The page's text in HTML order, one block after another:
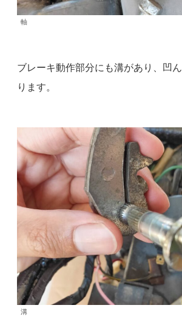
軸
ブレーキ動作部分にも溝があり、凹
ります。
溝